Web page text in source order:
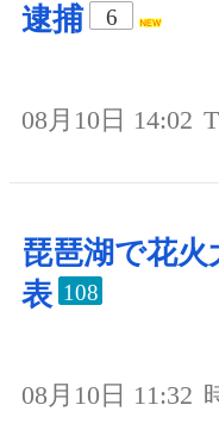
逮捕
6
08月10日 14:02
琵琶湖で花
表 108
08月10日 11:32